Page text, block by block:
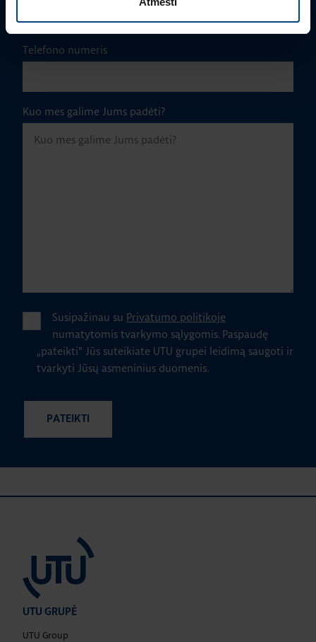
Telefono numeris
Kuo mes galime Jums padėti?
Susipažinau su Privatumo politikoje
numatytomis tvarkymo sąlygomis. Paspaudę
„pateikti" Jūs suteikiate UTU grupei leidimą saugoti ir
tvarkyti Jūsų asmeninius duomenis.
UTU GRUPĖ
UTU Group